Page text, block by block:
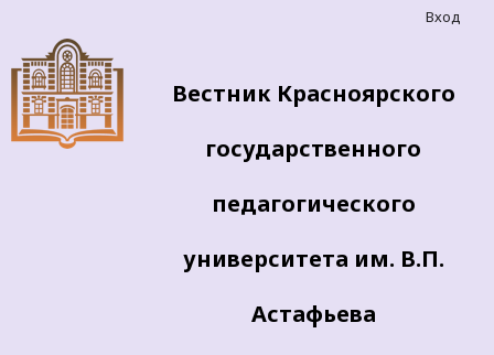
Вестник Красноярского
государственного
педагогического
университета им. В.П.
Астафьева
Вход